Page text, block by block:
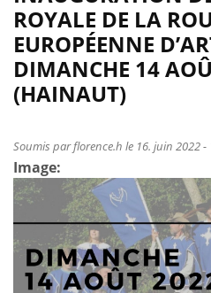
mi-
août:
une
réussite!
2022
NL
Newsletter
Interreg
Eqwos
5
-
FR
ROYALE DE LA
EUROPÉENNE
DIMANCHE 14
(HAINAUT)
Soumis parflorence.h le 16. juin 2022 -
Image: